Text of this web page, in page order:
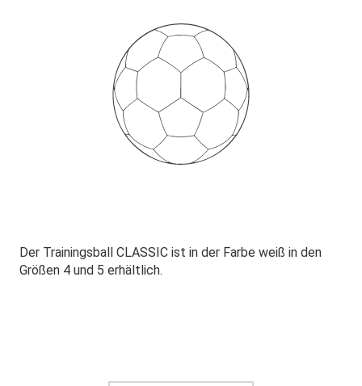
Der Trainingsball CLASSIC ist in der Farbe weiß in den
Größen 4 und 5 erhältlich.